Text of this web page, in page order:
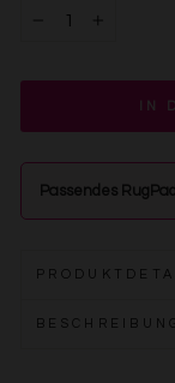
IN
Passendes